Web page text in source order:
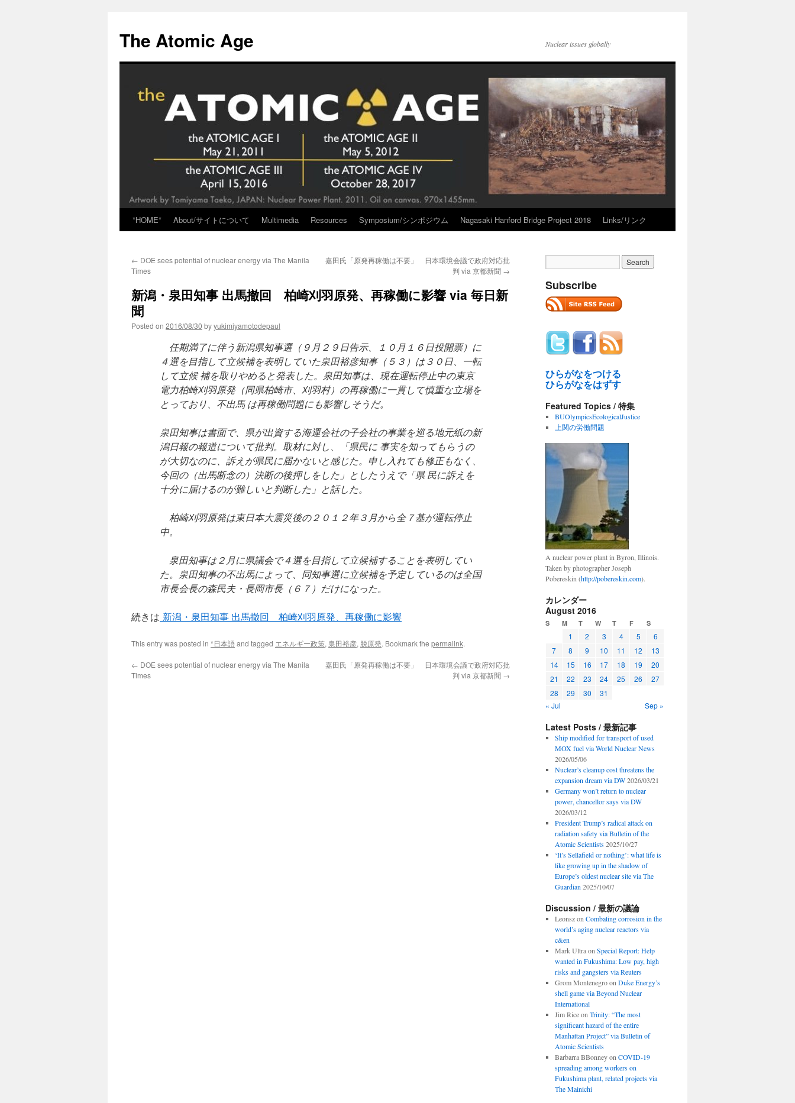
content
The Atomic Age Nuclear issues globally
*HOME* About/サイトについて Multimedia Resources Symposium/シンポジウム Nagasaki Hanford Bridge Project 2018 Links/リンク
← DOE sees potential of nuclear energy via The Manila
Times
嘉田氏「原発再稼働は不要」 日本環境会議で政府対応批
判 via 京都新聞 →
新潟・泉田知事 出馬撤回 柏崎刈羽原発、再稼働に影響 via 毎日新
聞
Posted on 2016/08/30 byyukimiyamotodepaul
任期満了に伴う新潟県知事選（９月２９日告示、１０月１６日投開票）に
４選を目指して立候補を表明していた泉田裕彦知事（５３）は３０日、一転
して立候 補を取りやめると発表した。泉田知事は、現在運転停止中の東京
電力柏崎刈羽原発（同県柏崎市、刈羽村）の再稼働に一貫して慎重な立場を
とっており、不出馬 は再稼働問題にも影響しそうだ。
泉田知事は書面で、県が出資する海運会社の子会社の事業を巡る地元紙の新
潟日報の報道について批判。取材に対し、「県民に 事実を知ってもらうの
が大切なのに、訴えが県民に届かないと感じた。申し入れても修正もなく、
今回の（出馬断念の）決断の後押しをした」としたうえで「県 民に訴えを
十分に届けるのが難しいと判断した」と話した。
柏崎刈羽原発は東日本大震災後の２０１２年３月から全７基が運転停止
中。
泉田知事は２月に県議会で４選を目指して立候補することを表明してい
た。泉田知事の不出馬によって、同知事選に立候補を予定しているのは全国
市長会長の森民夫・長岡市長（６７）だけになった。
続きは 新潟・泉田知事 出馬撤回 柏崎刈羽原発、再稼働に影響
This entry was posted in *日本語and tagged エネルギー政策, 泉田裕彦, 脱原発. Bookmark the permalink.
← DOE sees potential of nuclear energy via The Manila
Times
嘉田氏「原発再稼働は不要」 日本環境会議で政府対応批
判 via 京都新聞 →
Subscribe
ひらがなをつける
ひらがなをはずす
Featured Topics / 特集
BUOlympicsEcologicalJustice
上関の労働問題
A nuclear power plant in Byron, Illinois.
Taken by photographer Joseph
Pobereskin (http://pobereskin.com).
カレンダー
August 2016
S M T W T F S
1 2 3 4 5
6
7
8 9 10 11 12
13
14
15 16 17 18 19
20
21
22 23 24 25 26
27
28
29 30
31
« Jul
Sep »
Latest Posts / 最新記事
Ship modified for transport of used
MOX fuel via World Nuclear News
2026/05/06
Nuclear’s cleanup cost threatens the
expansion dream via DW 2026/03/21
Germany won’t return to nuclear
power, chancellor says via DW
2026/03/12
President Trump’s radical attack on
radiation safety via Bulletin of the
Atomic Scientists 2025/10/27
‘It’s Sellafield or nothing’: what life is
like growing up in the shadow of
Europe’s oldest nuclear site via The
Guardian 2025/10/07
Discussion / 最新の議論
Leonszon Combating corrosion in the
world’s aging nuclear reactors via
c&en
Mark Ultraon Special Report: Help
wanted in Fukushima: Low pay, high
risks and gangsters via Reuters
Grom Montenegroon Duke Energy’s
shell game via Beyond Nuclear
International
Jim Riceon Trinity: “The most
significant hazard of the entire
Manhattan Project” via Bulletin of
Atomic Scientists
Barbarra BBonneyon COVID-19
spreading among workers on
Fukushima plant, related projects via
The Mainichi